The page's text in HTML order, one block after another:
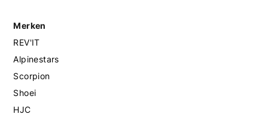
Merken
REV'IT
Alpinestars
Scorpion
Shoei
HJC